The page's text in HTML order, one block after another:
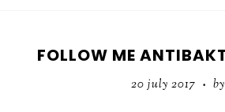
FOLLOW ME
20 july 2017 •